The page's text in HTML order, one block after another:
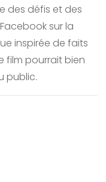
des défis et des
sur la
inspirée de faits
film pourrait bien
public.